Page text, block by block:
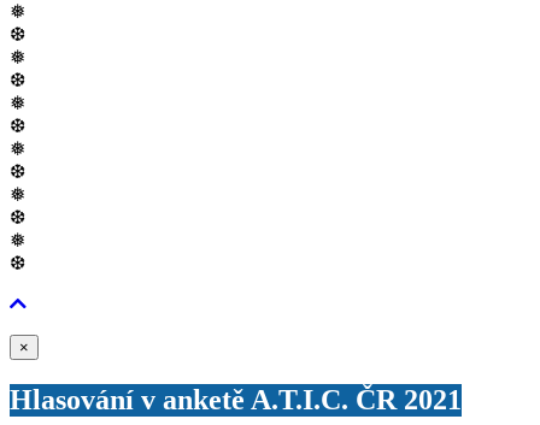
❅
❆
❅
❆
❅
❆
❅
❆
❅
❆
❅
❆
×
Hlasování v anketě A.T.I.C. ČR 2021